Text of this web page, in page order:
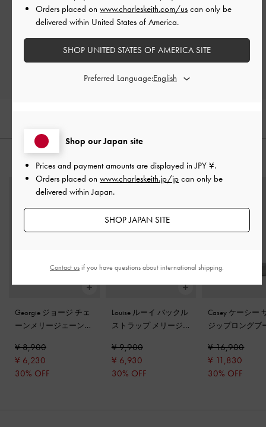
Let us know what you think
レビューを書く
おすすめのアイテム
Georgie ジョージ チェ
ーンメリージェーン
ー
¥ 8,900
¥ 6,230
30% OFF
Louise ルーイ バックル
ストラップ メリージ
レー
¥ 9,900
¥ 6,930
30% OFF
Casey ケーシー
ジップロングブ
¥ 16,900
¥ 11,830
30% OFF
Shop our Japan site
Prices and payment amounts are displayed inJPY ¥.
Orders placed on www.charleskeith.jp/jp can only be
delivered within Japan.
SHOP JAPAN SITE
Orders placed on www.charleskeith.com/us can only be
delivered within United States of America.
SHOP UNITED STATES OF AMERICA SITE
Preferred Language:
Contact usif you have questions about international shipping.